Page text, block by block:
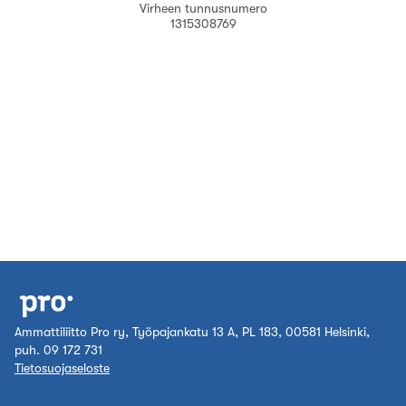
Virheen tunnusnumero
1315308769
Ammattiliitto Pro ry, Työpajankatu 13 A, PL 183, 00581 Helsinki,
puh. 09 172 731
Tietosuojaseloste